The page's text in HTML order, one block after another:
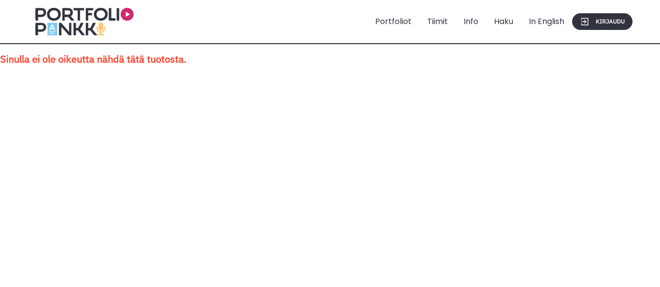
Siirry sisältöön
Portfoliot Tiimit Info Haku In English KIRJAUDU
Sinulla ei ole oikeutta nähdä tätä tuotosta.